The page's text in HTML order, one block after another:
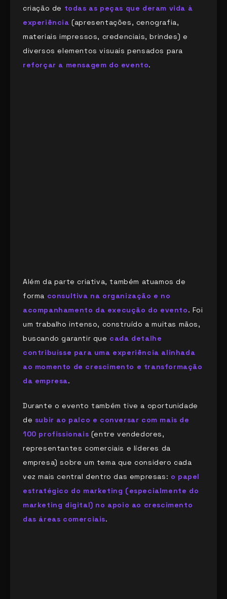
criação de todas as peças que deram vida à
experiência (apresentações, cenografia,
materiais impressos, credenciais, brindes) e
diversos elementos visuais pensados para
reforçar a mensagem do evento.
Além da parte criativa, também atuamos de
forma consultiva na organização e no
acompanhamento da execução do evento. Foi
um trabalho intenso, construído a muitas mãos,
buscando garantir que cada detalhe
contribuísse para uma experiência alinhada
ao momento de crescimento e transformação
da empresa.
Durante o evento também tive a oportunidade
de subir ao palco e conversar com mais de
100 profissionais (entre vendedores,
representantes comerciais e líderes da
empresa) sobre um tema que considero cada
vez mais central dentro das empresas: o papel
estratégico do marketing (especialmente do
marketing digital) no apoio ao crescimento
das áreas comerciais.